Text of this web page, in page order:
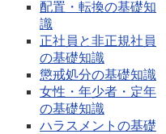
配置・転換の基礎知
識
正社員と非正規社員
の基礎知識
懲戒処分の基礎知識
女性・年少者・定年
の基礎知識
ハラスメントの基礎